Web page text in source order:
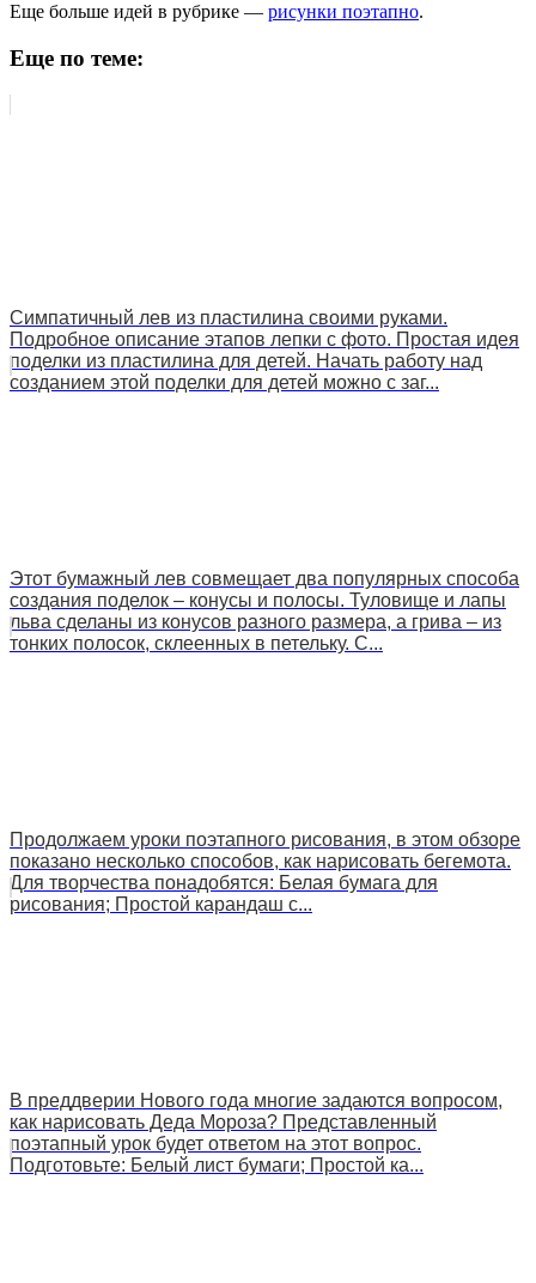
Еще больше идей в рубрике — рисунки поэтапно.
Еще по теме:
Симпатичный лев из пластилина своими руками.
Подробное описание этапов лепки с фото. Простая идея
поделки из пластилина для детей. Начать работу над
созданием этой поделки для детей можно с заг...
Этот бумажный лев совмещает два популярных способа
создания поделок – конусы и полосы. Туловище и лапы
льва сделаны из конусов разного размера, а грива – из
тонких полосок, склеенных в петельку. С...
Продолжаем уроки поэтапного рисования, в этом обзоре
показано несколько способов, как нарисовать бегемота.
Для творчества понадобятся: Белая бумага для
рисования; Простой карандаш с...
В преддверии Нового года многие задаются вопросом,
как нарисовать Деда Мороза? Представленный
поэтапный урок будет ответом на этот вопрос.
Подготовьте: Белый лист бумаги; Простой ка...